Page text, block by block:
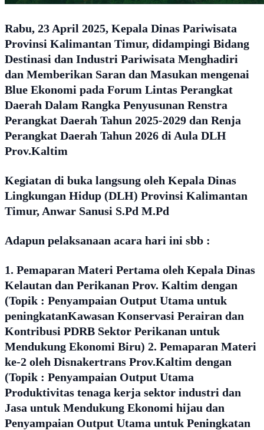
Rabu, 23 April 2025, Kepala Dinas Pariwisata
Provinsi Kalimantan Timur, didampingi Bidang
Destinasi dan Industri Pariwisata Menghadiri
dan Memberikan Saran dan Masukan mengenai
Blue Ekonomi pada Forum Lintas Perangkat
Daerah Dalam Rangka Penyusunan Renstra
Perangkat Daerah Tahun 2025-2029 dan Renja
Perangkat Daerah Tahun 2026 di Aula DLH
Prov.Kaltim
Kegiatan di buka langsung oleh Kepala Dinas
Lingkungan Hidup (DLH) Provinsi Kalimantan
Timur, Anwar Sanusi S.Pd M.Pd
Adapun pelaksanaan acara hari ini sbb :
1. Pemaparan Materi Pertama oleh Kepala Dinas
Kelautan dan Perikanan Prov. Kaltim dengan
(Topik : Penyampaian Output Utama untuk
peningkatanKawasan Konservasi Perairan dan
Kontribusi PDRB Sektor Perikanan untuk
Mendukung Ekonomi Biru) 2. Pemaparan Materi
ke-2 oleh Disnakertrans Prov.Kaltim dengan
(Topik : Penyampaian Output Utama
Produktivitas tenaga kerja sektor industri dan
Jasa untuk Mendukung Ekonomi hijau dan
Penyampaian Output Utama untuk Peningkatan